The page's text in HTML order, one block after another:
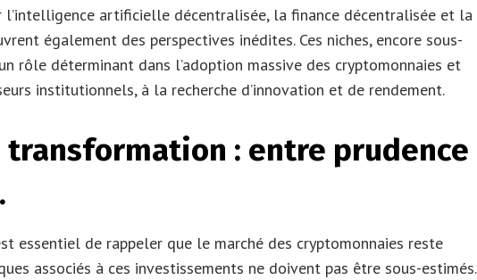
l’intelligence artificielle décentralisée, la finance décentralisée et la
également des perspectives inédites. Ces niches, encore sous-
rôle déterminant dans l’adoption massive des cryptomonnaies et
institutionnels, à la recherche d’innovation et de rendement.
transformation : entre prudence
essentiel de rappeler que le marché des cryptomonnaies reste
associés à ces investissements ne doivent pas être sous-estimés.